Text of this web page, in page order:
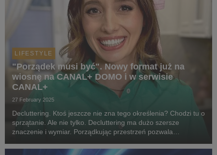
LIFESTYLE
"Porządek musi być". Nowy format już na
wiosnę na CANAL+ DOMO i w serwisie
CANAL+
27 February 2025
Decluttering. Ktoś jeszcze nie zna tego określenia? Chodzi tu o
sprzątanie. Ale nie tylko. Decluttering ma dużo szersze
znaczenie i wymiar. Porządkując przestrzeń pozwala
zaprasza na pierwszy w Polsce format telewizyjn...